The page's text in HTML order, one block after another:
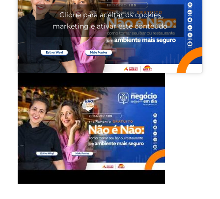
Clique para aceitar os cookies
marketing e ativar este conteúdo